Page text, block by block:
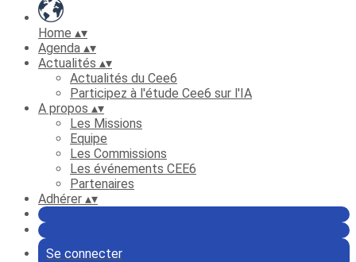
Home ▴▾
Agenda ▴▾
Actualités ▴▾
Actualités du Cee6
Participez à l'étude Cee6 sur l'IA
A propos ▴▾
Les Missions
Equipe
Les Commissions
Les événements CEE6
Partenaires
Adhérer ▴▾
Se connecter